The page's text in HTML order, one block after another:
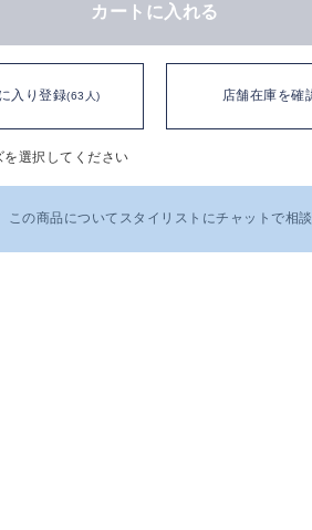
カートに入れる
入り登録(63人) 店舗在庫を確
選択してください
この商品についてスタイリストにチャットで相